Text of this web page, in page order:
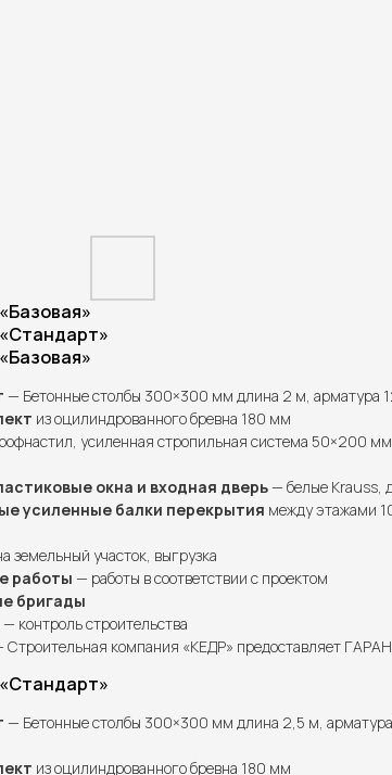
— Бетонные столбы 300×300 мм длина 2 м, арматура
из оцилиндрованного бревна 180 мм
усиленная стропильная система 50×200
окна и входная дверь— белые Krauss,
усиленные балки перекрытия между этажами
земельный участок, выгрузка
работы — работы в соответствии с проектом
бригады
— контроль строительства
Строительная компания «КЕДР» предоставляет
— Бетонные столбы 300×300 мм длина 2,5 м,
из оцилиндрованного бревна 180 мм